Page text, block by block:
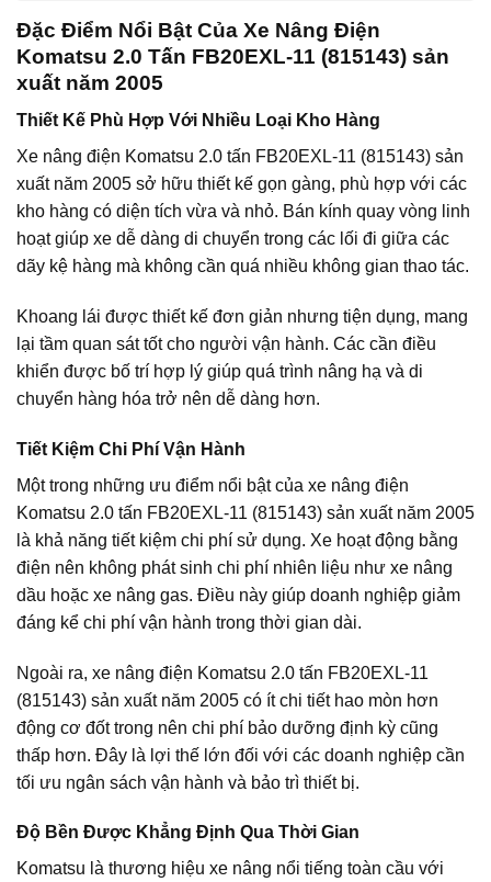
Đặc Điểm Nổi Bật Của Xe Nâng Điện
Komatsu 2.0 Tấn FB20EXL-11 (815143) sản
xuất năm 2005
Thiết Kế Phù Hợp Với Nhiều Loại Kho Hàng
Xe nâng điện Komatsu 2.0 tấn FB20EXL-11 (815143) sản
xuất năm 2005 sở hữu thiết kế gọn gàng, phù hợp với các
kho hàng có diện tích vừa và nhỏ. Bán kính quay vòng linh
hoạt giúp xe dễ dàng di chuyển trong các lối đi giữa các
dãy kệ hàng mà không cần quá nhiều không gian thao tác.
Khoang lái được thiết kế đơn giản nhưng tiện dụng, mang
lại tầm quan sát tốt cho người vận hành. Các cần điều
khiển được bố trí hợp lý giúp quá trình nâng hạ và di
chuyển hàng hóa trở nên dễ dàng hơn.
Tiết Kiệm Chi Phí Vận Hành
Một trong những ưu điểm nổi bật của xe nâng điện
Komatsu 2.0 tấn FB20EXL-11 (815143) sản xuất năm 2005
là khả năng tiết kiệm chi phí sử dụng. Xe hoạt động bằng
điện nên không phát sinh chi phí nhiên liệu như xe nâng
dầu hoặc xe nâng gas. Điều này giúp doanh nghiệp giảm
đáng kể chi phí vận hành trong thời gian dài.
Ngoài ra, xe nâng điện Komatsu 2.0 tấn FB20EXL-11
(815143) sản xuất năm 2005 có ít chi tiết hao mòn hơn
động cơ đốt trong nên chi phí bảo dưỡng định kỳ cũng
thấp hơn. Đây là lợi thế lớn đối với các doanh nghiệp cần
tối ưu ngân sách vận hành và bảo trì thiết bị.
Độ Bền Được Khẳng Định Qua Thời Gian
Komatsu là thương hiệu xe nâng nổi tiếng toàn cầu với